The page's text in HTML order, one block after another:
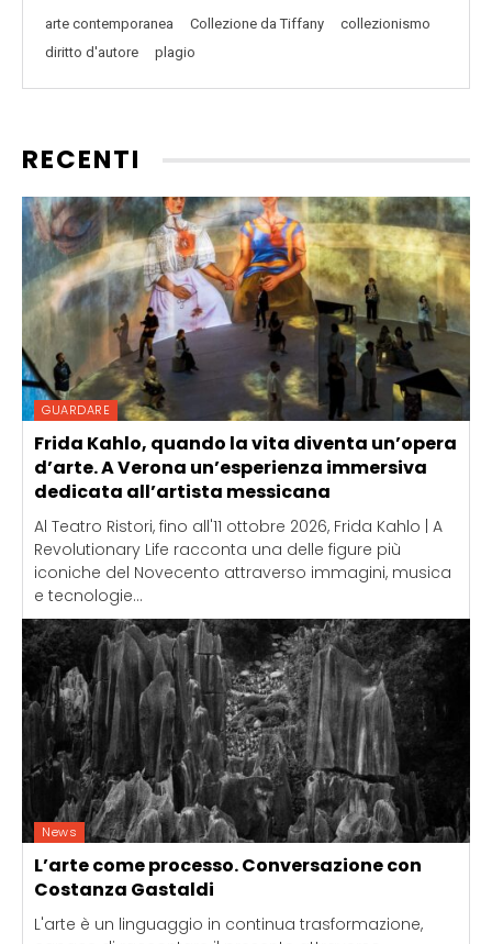
arte contemporanea Collezione da Tiffany
collezionismo
diritto d'autore
plagio
RECENTI
GUARDARE
Frida Kahlo, quando la vita diventa un’opera
d’arte. A Verona un’esperienza immersiva
dedicata all’artista messicana
Al Teatro Ristori, fino all'11 ottobre 2026, Frida Kahlo | A
Revolutionary Life racconta una delle figure più
iconiche del Novecento attraverso immagini, musica
e tecnologie...
News
L’arte come processo. Conversazione con
Costanza Gastaldi
L'arte è un linguaggio in continua trasformazione,